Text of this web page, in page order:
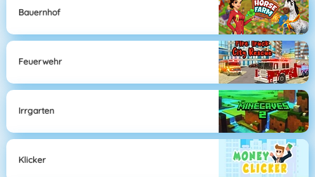
Bauernhof
Feuerwehr
Irrgarten
Klicker